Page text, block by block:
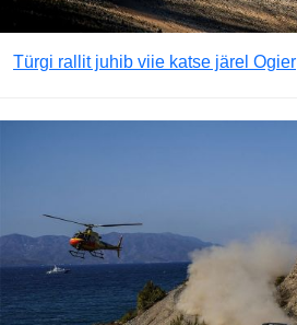
Türgi rallit juhib viie katse järel Ogier